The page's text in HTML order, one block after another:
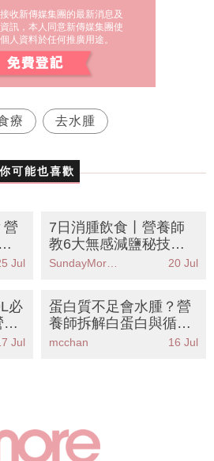
收新傳媒集團的最新消息及
訊，本人同意新傳媒集團使
人資料於任何推廣用途。
療 去水腫
你可能也喜歡
營
按
Jul
7日消腫飲食丨營養師
教6大無感減鹽秘技！
附8款去水腫食物清單
SundayMore編輯部 20 Jul
必
Jul
蛋白質不足會水腫？營
養師拆解白蛋白與循環
關係丨8款高蛋白食物
mcchan 16 Jul